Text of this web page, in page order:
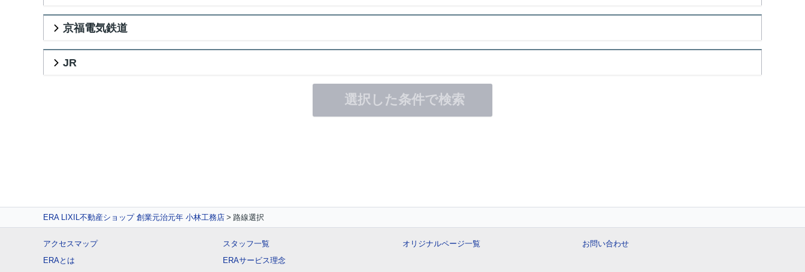
京福電気鉄道
JR
選択した条件で検索
ERA LIXIL不動産ショップ 創業元治元年 小林工務店 路線選択
アクセスマップ
ERAとは
スタッフ一覧
ERAサービス理念
オリジナルページ一覧 お問い合わせ